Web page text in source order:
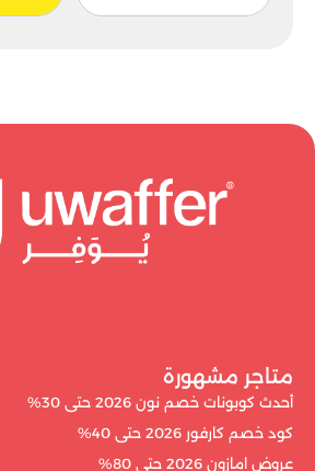
متاجر مشهورة
أحدث كوبونات خصم نون 2026 حتى 30%
كود خصم كارفور 2026 حتى 40%
عروض امازون 2026 حتى 80%